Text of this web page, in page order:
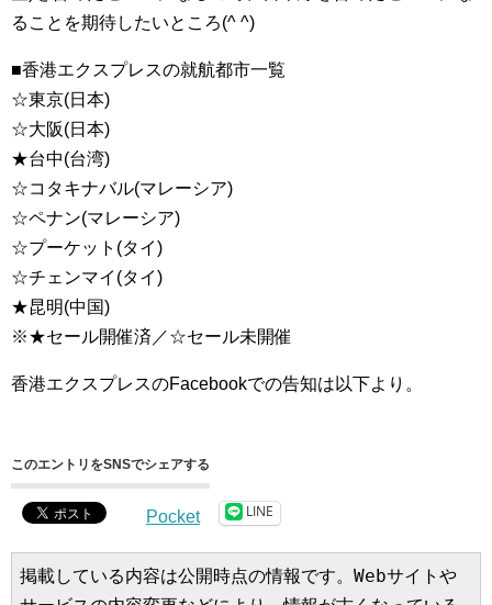
ることを期待したいところ(^ ^)
■香港エクスプレスの就航都市一覧
☆東京(日本)
☆大阪(日本)
★台中(台湾)
☆コタキナバル(マレーシア)
☆ペナン(マレーシア)
☆プーケット(タイ)
☆チェンマイ(タイ)
★昆明(中国)
※★セール開催済／☆セール未開催
香港エクスプレスのFacebookでの告知は以下より。
このエントリをSNSでシェアする
Pocket LINE
掲載している内容は公開時点の情報です。Webサイトや